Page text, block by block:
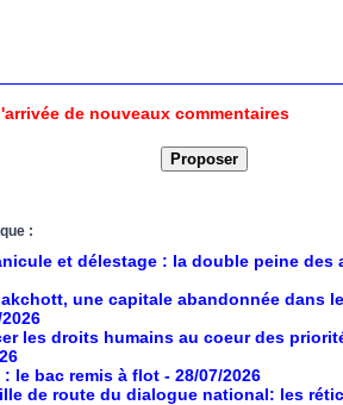
de nouveaux commentaires
:
et délestage : la double peine des
une capitale abandonnée dans
les droits humains au coeur des
le bac remis à flot - 28/07/2026
de route du dialogue national: les